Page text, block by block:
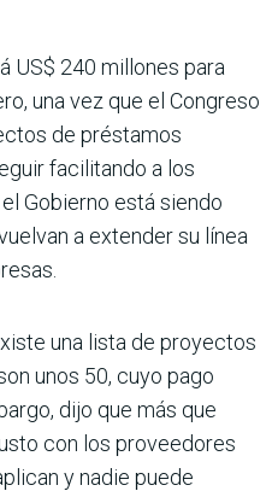
US$ 240 millones para
una vez que el Congreso
de préstamos
facilitando a los
Gobierno está siendo
a extender su línea
una lista de proyectos
unos 50, cuyo pago
dijo que más que
con los proveedores
y nadie puede